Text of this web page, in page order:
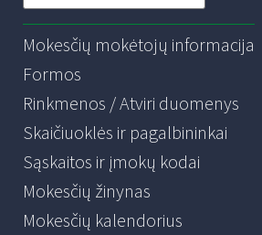
Mokesčių mokėtojų informacija
Formos
Rinkmenos / Atviri duomenys
Skaičiuoklės ir pagalbininkai
Sąskaitos ir įmokų kodai
Mokesčių žinynas
Mokesčių kalendorius